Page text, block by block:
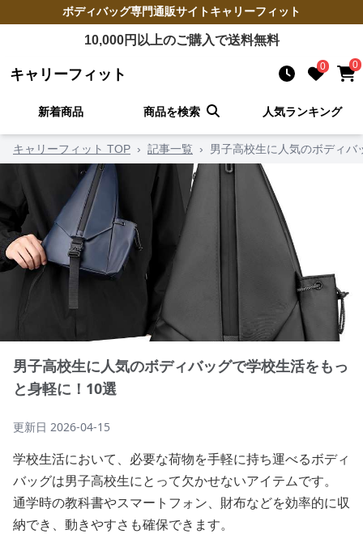
ボディバッグ専門通販サイトキャリーフィット
10,000円以上のご購入で送料無料
キャリーフィット 0 0
新着商品 商品を検索 人気ランキング
キャリーフィット TOP › 記事一覧 › 男子高校生に人気のボディ
男子高校生に人気のボディバッグで学校生活をもっ
と身軽に！10選
更新日 2026-04-15
学校生活において、必要な荷物を手軽に持ち運べるボディ
バッグは男子高校生にとって欠かせないアイテムです。
通学時の教科書やスマートフォン、財布などを効率的に収
納でき、動きやすさも確保できます。